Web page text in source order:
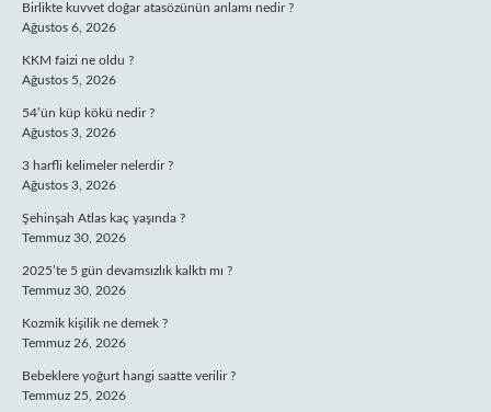
Birlikte kuvvet doğar atasözünün anlamı nedir ?
Ağustos 6, 2026
KKM faizi ne oldu ?
Ağustos 5, 2026
54’ün küp kökü nedir ?
Ağustos 3, 2026
3 harfli kelimeler nelerdir ?
Ağustos 3, 2026
Şehinşah Atlas kaç yaşında ?
Temmuz 30, 2026
2025’te 5 gün devamsızlık kalktı mı ?
Temmuz 30, 2026
Kozmik kişilik ne demek ?
Temmuz 26, 2026
Bebeklere yoğurt hangi saatte verilir ?
Temmuz 25, 2026